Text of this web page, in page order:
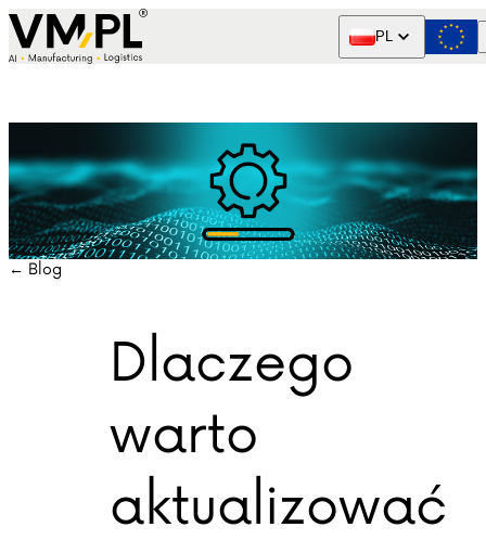
Skip to content
PL
← Blog
Dlaczego
warto
aktualizować